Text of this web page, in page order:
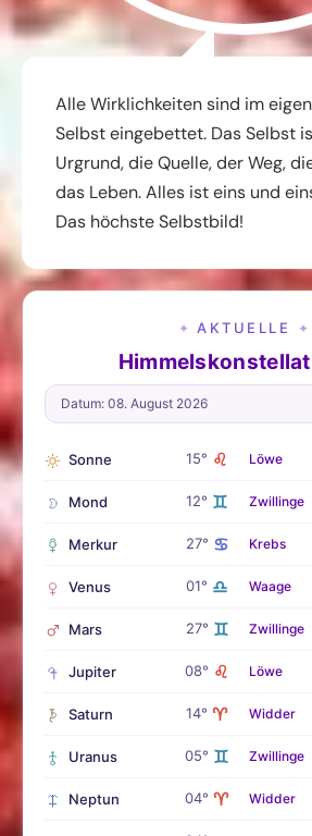
Alle Wirklichkeiten sind im
Selbst eingebettet. Das Selbst
Urgrund, die Quelle, der Weg,
das Leben. Alles ist eins und
Das höchste Selbstbild!
✦ AKTUELLE ✦
Datum: 08. August 2026
Sonne 15° ♌ Löwe
Mond 12° ♊ Zwillinge
Merkur 27° ♋ Krebs
Venus 01° ♎ Waage
Mars 27° ♊ Zwillinge
Jupiter 08° ♌ Löwe
Saturn 14° ♈ Widder
Uranus 05° ♊ Zwillinge
Neptun 04° ♈ Widder